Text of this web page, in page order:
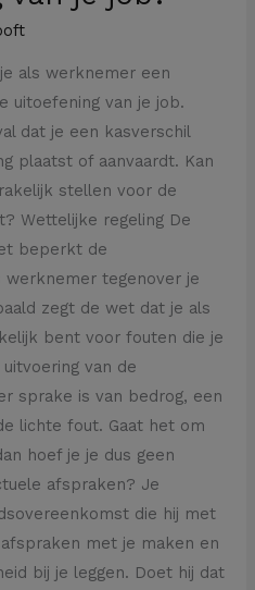
als werknemer een
uitoefening van je job.
dat je een kasverschil
plaatst of aanvaardt. Kan
stellen voor de
Wettelijke regeling De
beperkt de
werknemer tegenover je
zegt de wet dat je als
bent voor fouten die je
van de
sprake is van bedrog, een
lichte fout. Gaat het om
hoef je je dus geen
afspraken? Je
die hij met
met je maken en
bij je leggen. Doet hij dat